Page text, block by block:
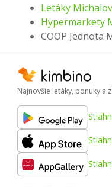
Letáky
Hypermarkety
COOP Jednota
Najnovšie letáky, ponuky a